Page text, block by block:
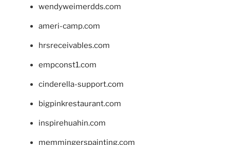
wendyweimerdds.com
ameri-camp.com
hrsreceivables.com
empconst1.com
cinderella-support.com
bigpinkrestaurant.com
inspirehuahin.com
memmingerspainting.com